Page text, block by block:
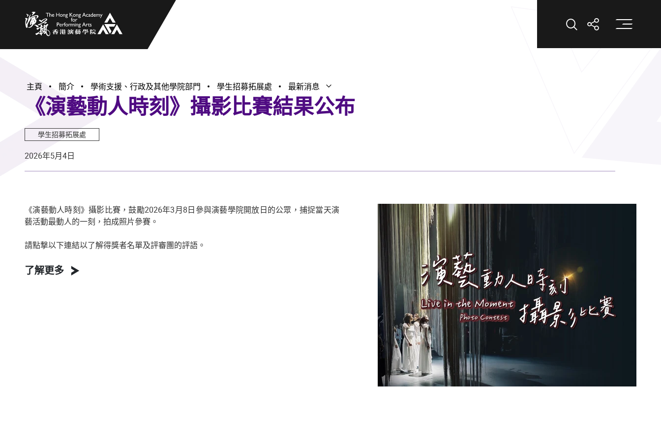
打開搜索打開分享打
主頁 簡介 學術支援、行政及其他學院部門 學生招募拓展處 最新消息 打開子選單
關閉子選單
《演藝動人時刻》攝影比賽結果公布
學生招募拓展處
2026年5月4日
《演藝動人時刻》攝影比賽，鼓勵2026年3月8日參與演藝學院開放日的公眾，捕捉當天演
藝活動最動人的一刻，拍成照片參賽。
請點撃以下連結以了解得獎者名單及評審團的評語。
了解更多